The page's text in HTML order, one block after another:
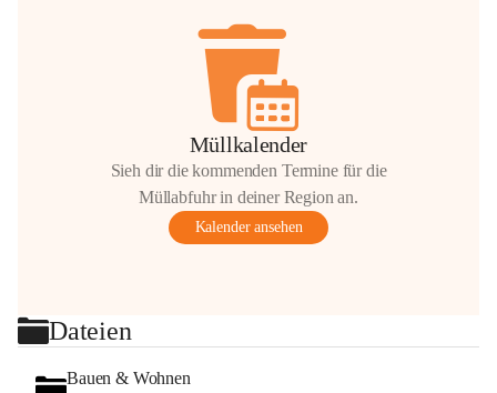
Müllkalender
Sieh dir die kommenden Termine für die
Müllabfuhr in deiner Region an.
Kalender ansehen
Dateien
Bauen & Wohnen